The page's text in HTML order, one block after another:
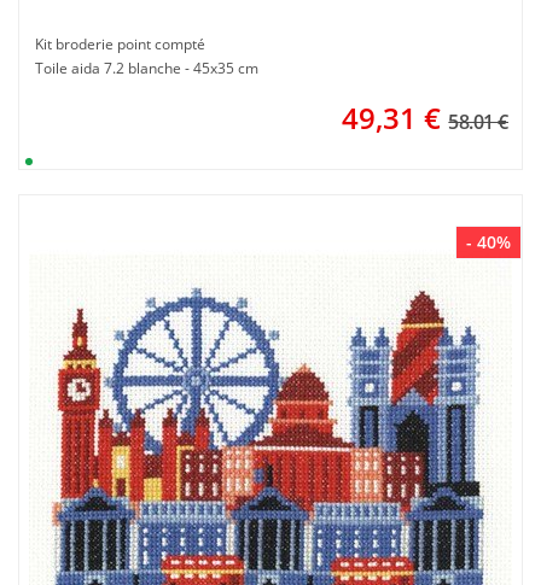
Kit broderie point compté
Toile aida 7.2 blanche - 45x35 cm
49,31 € 58.01 €
- 40%